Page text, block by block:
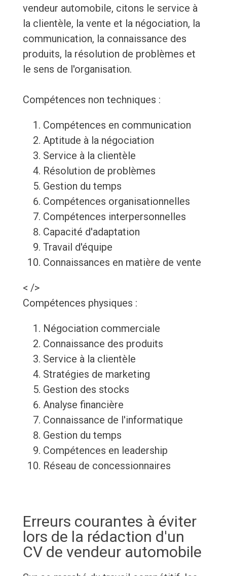
vendeur automobile, citons le service à
la clientèle, la vente et la négociation, la
communication, la connaissance des
produits, la résolution de problèmes et
le sens de l'organisation.
Compétences non techniques :
Compétences en communication
Aptitude à la négociation
Service à la clientèle
Résolution de problèmes
Gestion du temps
Compétences organisationnelles
Compétences interpersonnelles
Capacité d'adaptation
Travail d'équipe
Connaissances en matière de vente
< />
Compétences physiques :
Négociation commerciale
Connaissance des produits
Service à la clientèle
Stratégies de marketing
Gestion des stocks
Analyse financière
Connaissance de l'informatique
Gestion du temps
Compétences en leadership
Réseau de concessionnaires
Erreurs courantes à éviter
lors de la rédaction d'un
CV de vendeur automobile